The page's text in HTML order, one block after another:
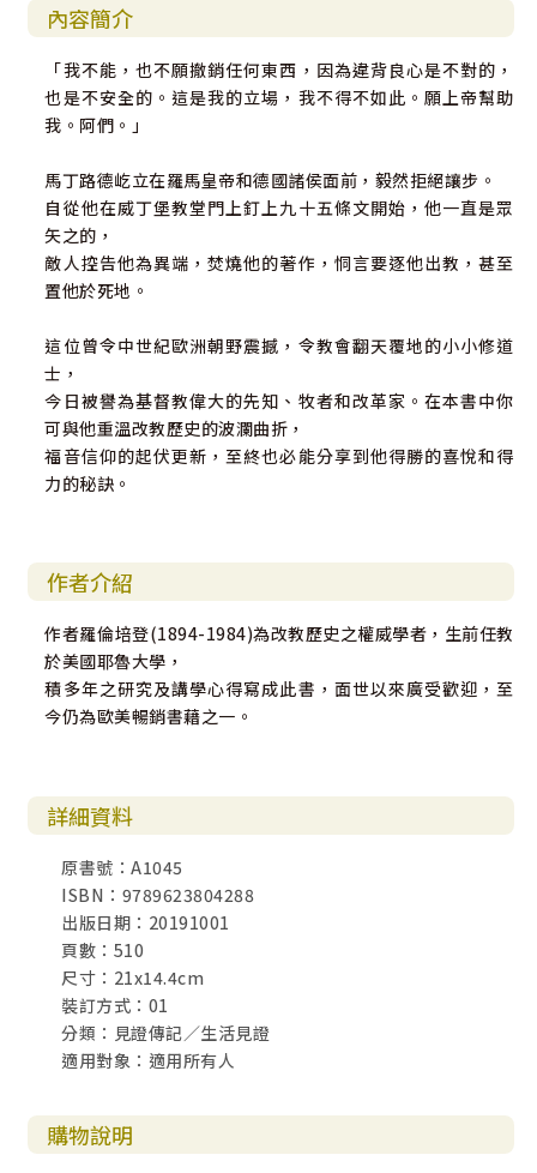
內容簡介
「我不能，也不願撤銷任何東西，因為違背良心是不對的，
也是不安全的。這是我的立場，我不得不如此。願上帝幫助
我。阿們。」
馬丁路德屹立在羅馬皇帝和德國諸侯面前，毅然拒絕讓步。
自從他在威丁堡教堂門上釘上九十五條文開始，他一直是眾
矢之的，
敵人控告他為異端，焚燒他的著作，恫言要逐他出教，甚至
置他於死地。
這位曾令中世紀歐洲朝野震撼，令教會翻天覆地的小小修道
士，
今日被譽為基督教偉大的先知、牧者和改革家。在本書中你
可與他重溫改教歷史的波瀾曲折，
福音信仰的起伏更新，至終也必能分享到他得勝的喜悅和得
力的秘訣。
作者介紹
作者羅倫培登(1894-1984)為改教歷史之權威學者，生前任教
於美國耶魯大學，
積多年之研究及講學心得寫成此書，面世以來廣受歡迎，至
今仍為歐美暢銷書藉之一。
詳細資料
原書號：A1045
ISBN：9789623804288
出版日期：20191001
頁數：510
尺寸：21x14.4cm
裝訂方式：01
分類：見證傳記／生活見證
適用對象：適用所有人
購物說明